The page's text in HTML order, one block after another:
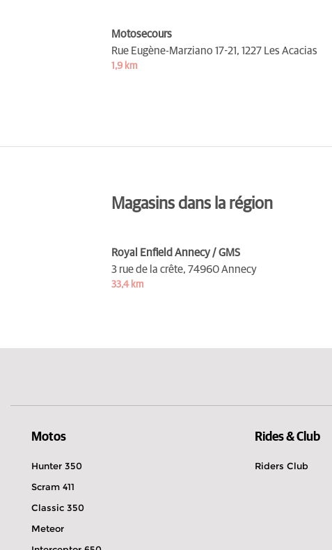
Motosecours
Rue Eugène-Marziano 17-21, 1227 Les Acacias
1,9 km
Magasins dans la région
Royal Enfield Annecy / GMS
3 rue de la crête, 74960 Annecy
33,4 km
Motos
Hunter 350
Scram 411
Classic 350
Meteor
Rides & Club
Riders Club